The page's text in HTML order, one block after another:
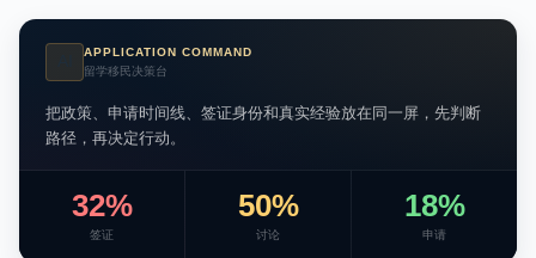
APPLICATION COMMAND
留学移民决策台
把政策、申请时间线、签证身份和真实经验放在同一屏，先判断
路径，再决定行动。
32%
签证
50%
讨论
18%
申请